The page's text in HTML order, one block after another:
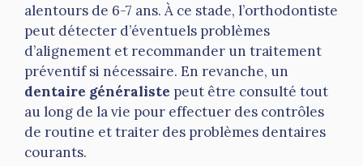
alentours de 6-7 ans. À ce stade, l’orthodontiste
peut détecter d’éventuels problèmes
d’alignement et recommander un traitement
préventif si nécessaire. En revanche, un
dentaire généraliste peut être consulté tout
au long de la vie pour effectuer des contrôles
de routine et traiter des problèmes dentaires
courants.